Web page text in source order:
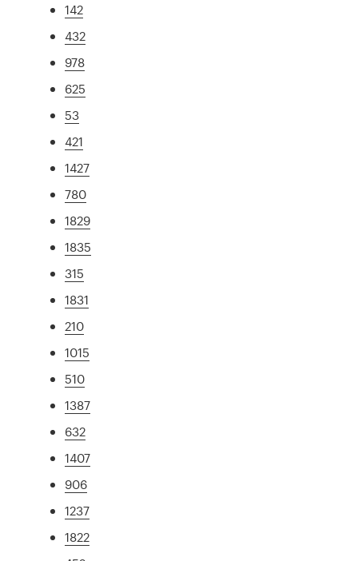
142
432
978
625
53
421
1427
780
1829
1835
315
1831
210
1015
510
1387
632
1407
906
1237
1822